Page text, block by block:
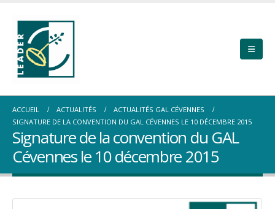
ACCUEIL ACTUALITÉS
ACTUALITÉS GAL CÉVENNES
SIGNATURE DE LA CONVENTION DU GAL CÉVENNES LE 10 DÉCEMBRE 2015
Signature de la convention du GAL
Cévennes le 10 décembre 2015